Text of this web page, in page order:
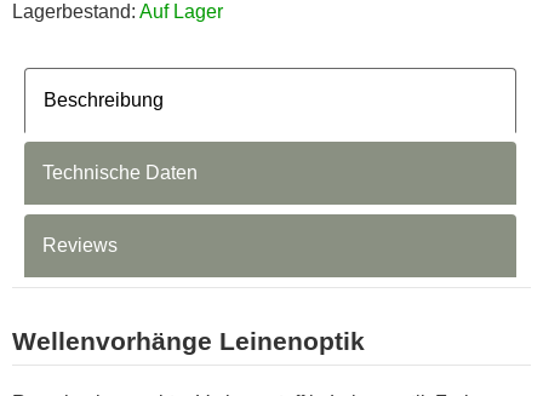
Lagerbestand: Auf Lager
Beschreibung
Technische Daten
Reviews
Wellenvorhänge Leinenoptik